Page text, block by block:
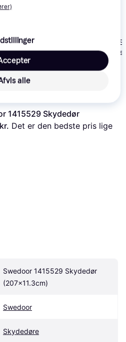
Doors Smooth
Solid
S 0502-Y
kr.
Safco Doors
Compact/
Skydedør S
(80x220cm)
2.995 kr.
1415529 Skydedør
Det er den bedste pris lige
Swedoor 1415529 Skydedør
(207x11.3cm)
Swedoor
Skydedøre
alle